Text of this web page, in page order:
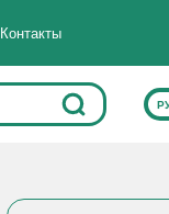
Контакты